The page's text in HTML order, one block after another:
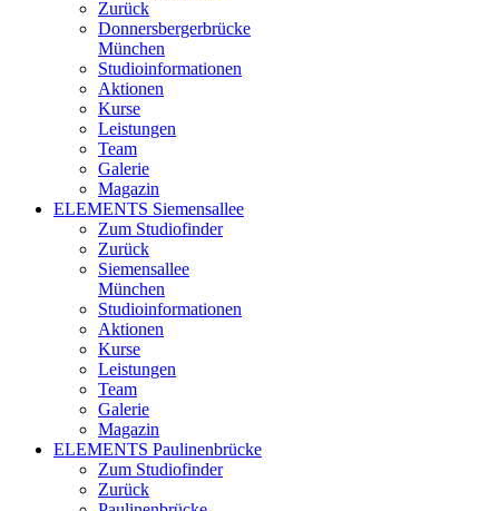
Zurück
Donners­berger­brücke
München
Studioinformationen
Aktionen
Kurse
Leistungen
Team
Galerie
Magazin
ELEMENTS Siemensallee
Zum Studiofinder
Zurück
Siemens­allee
München
Studioinformationen
Aktionen
Kurse
Leistungen
Team
Galerie
Magazin
ELEMENTS Paulinenbrücke
Zum Studiofinder
Zurück